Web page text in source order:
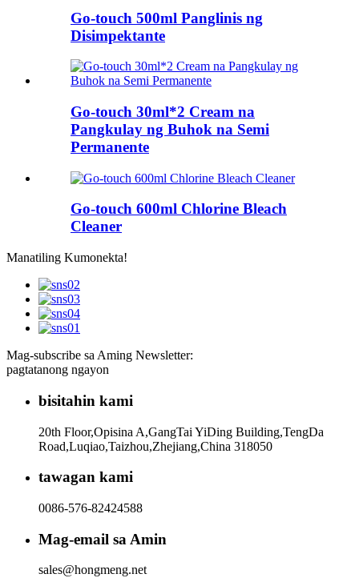
Go-touch 500ml Panglinis ng
Disimpektante
Go-touch 30ml*2 Cream na
Pangkulay ng Buhok na Semi
Permanente
Go-touch 600ml Chlorine Bleach
Cleaner
Manatiling Kumonekta!
Mag-subscribe sa Aming Newsletter:
pagtatanong ngayon
bisitahin kami
20th Floor,Opisina A,GangTai YiDing Building,TengDa
Road,Luqiao,Taizhou,Zhejiang,China 318050
tawagan kami
0086-576-82424588
Mag-email sa Amin
sales@hongmeng.net